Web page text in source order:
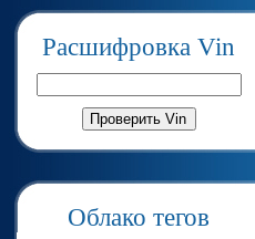
Расшифровка Vin
Облако тегов